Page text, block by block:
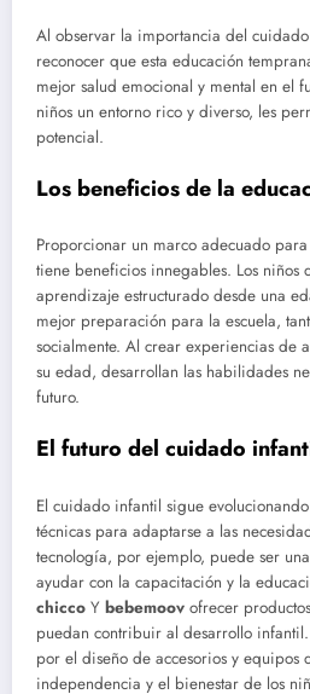
Al observar la importancia del
reconocer que esta educación
mejor salud emocional y mental en el
niños un entorno rico y diverso, les
potencial.
Los beneficios de la
Proporcionar un marco adecuado
tiene beneficios innegables. Los niños
aprendizaje estructurado desde una
mejor preparación para la escuela,
socialmente. Al crear experiencias de
su edad, desarrollan las habilidades
futuro.
El futuro del cuidado
El cuidado infantil sigue
técnicas para adaptarse a las
tecnología, por ejemplo, puede ser
ayudar con la capacitación y la
chicco Y bebemoov ofrecer
puedan contribuir al desarrollo infantil.
por el diseño de accesorios y equipos
independencia y el bienestar de los